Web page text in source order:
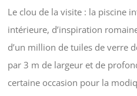
Le clou de la visite : la piscine
intérieure, d’inspiration
d’un million de tuiles de verre
par 3 m de largeur et de
certaine occasion pour la